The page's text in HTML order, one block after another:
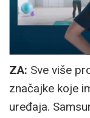
ZA: Sve više
značajke koje
uređaja.